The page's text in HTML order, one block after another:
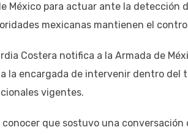
México para actuar ante la detección
mexicanas mantienen el
Costera notifica a la Armada de
la encargada de intervenir dentro del
vigentes.
que sostuvo una